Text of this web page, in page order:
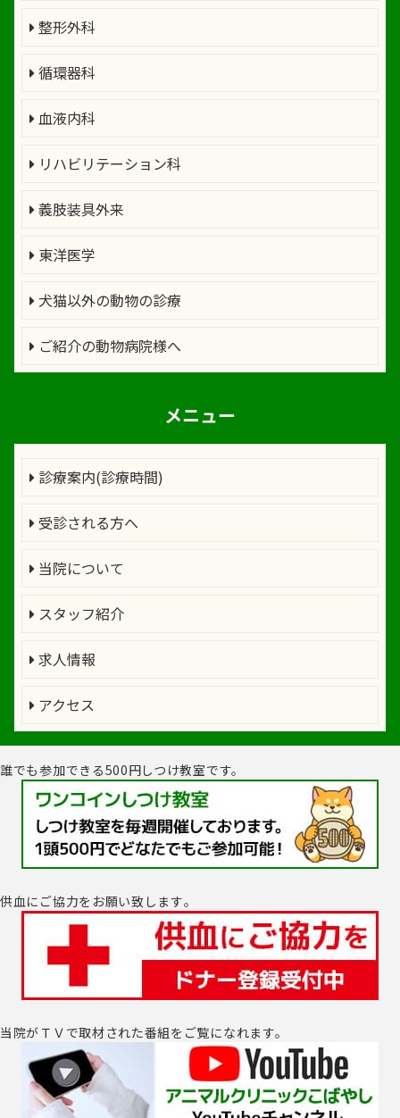
整形外科
循環器科
血液内科
リハビリテーション科
義肢装具外来
東洋医学
犬猫以外の動物の診療
ご紹介の動物病院様へ
メニュー
診療案内(診療時間)
受診される方へ
当院について
スタッフ紹介
求人情報
アクセス
誰でも参加できる500円しつけ教室です。
供血にご協力をお願い致します｡
当院がＴＶで取材された番組をご覧になれます。